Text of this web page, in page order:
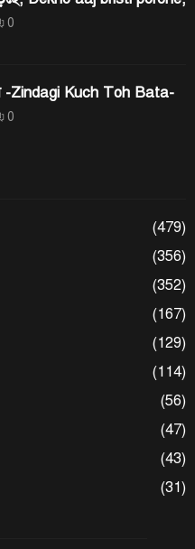
0
-Zindagi Kuch Toh Bata-
0
(479)
(356)
(352)
(167)
(129)
(114)
(56)
(47)
(43)
(31)